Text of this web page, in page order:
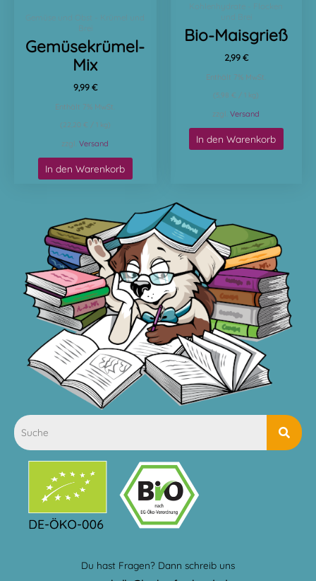
Gemüse und Obst - Krümel und
Brei
Gemüsekrümel-
Mix
9,99 €
Enthält 7% MwSt.
(22,20 € / 1 kg)
zzgl.Versand
In den Warenkorb
Kohlenhydrate - Flocken
und Brei
Bio-Maisgrieß
2,99 €
Enthält 7% MwSt.
(5,98 € / 1 kg)
zzgl.Versand
In den Warenkorb
Du hast Fragen? Dann schreib uns